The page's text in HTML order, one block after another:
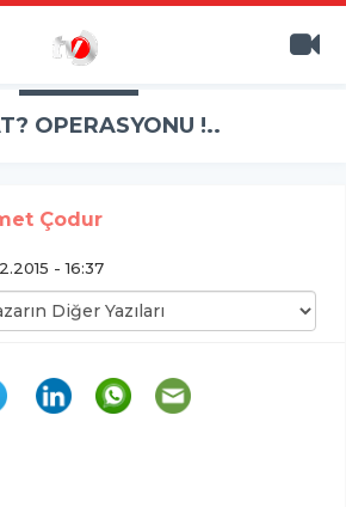
OPERASYONU !..
Çodur
- 16:37